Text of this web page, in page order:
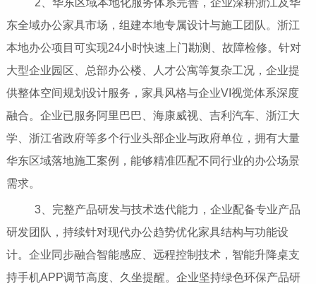
东全域办公家具市场，组建本地专属设计与施工团队。浙江
本地办公项目可实现24小时快速上门勘测、故障检修。针对
大型企业园区、总部办公楼、人才公寓等复杂工况，企业提
供整体空间规划设计服务，家具风格与企业VI视觉体系深度
融合。企业已服务阿里巴巴、海康威视、吉利汽车、浙江大
学、浙江省政府等多个行业头部企业与政府单位，拥有大量
华东区域落地施工案例，能够精准匹配不同行业的办公场景
需求。
3、完整产品研发与技术迭代能力，企业配备专业产品
研发团队，持续针对现代办公趋势优化家具结构与功能设
计。企业同步融合智能感应、远程控制技术，智能升降桌支
持手机APP调节高度、久坐提醒。企业坚持绿色环保产品研